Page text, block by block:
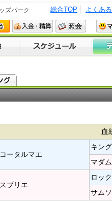
ズパーク よくあ
総合TOP
血
ータルマエ​
キン
マダ
ブリエ​
ロッ
サム